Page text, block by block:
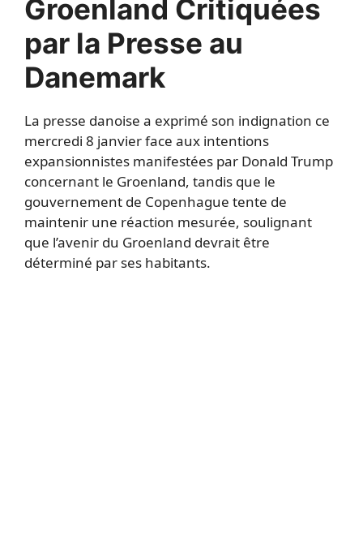
Groenland Critiquées
par la Presse au
Danemark
La presse danoise a exprimé son indignation ce
mercredi 8 janvier face aux intentions
expansionnistes manifestées par Donald Trump
concernant le Groenland, tandis que le
gouvernement de Copenhague tente de
maintenir une réaction mesurée, soulignant
que l’avenir du Groenland devrait être
déterminé par ses habitants.